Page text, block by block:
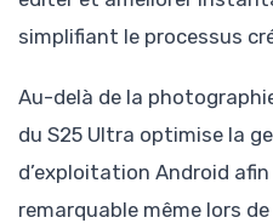
simplifiant le processus
Au-delà de la
du S25 Ultra optimise la
d’exploitation Android
remarquable même lors